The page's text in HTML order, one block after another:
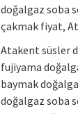
doğalgaz soba
çakmak fiyat,
Atakent süsler
fujiyama
baymak
doğalgaz soba